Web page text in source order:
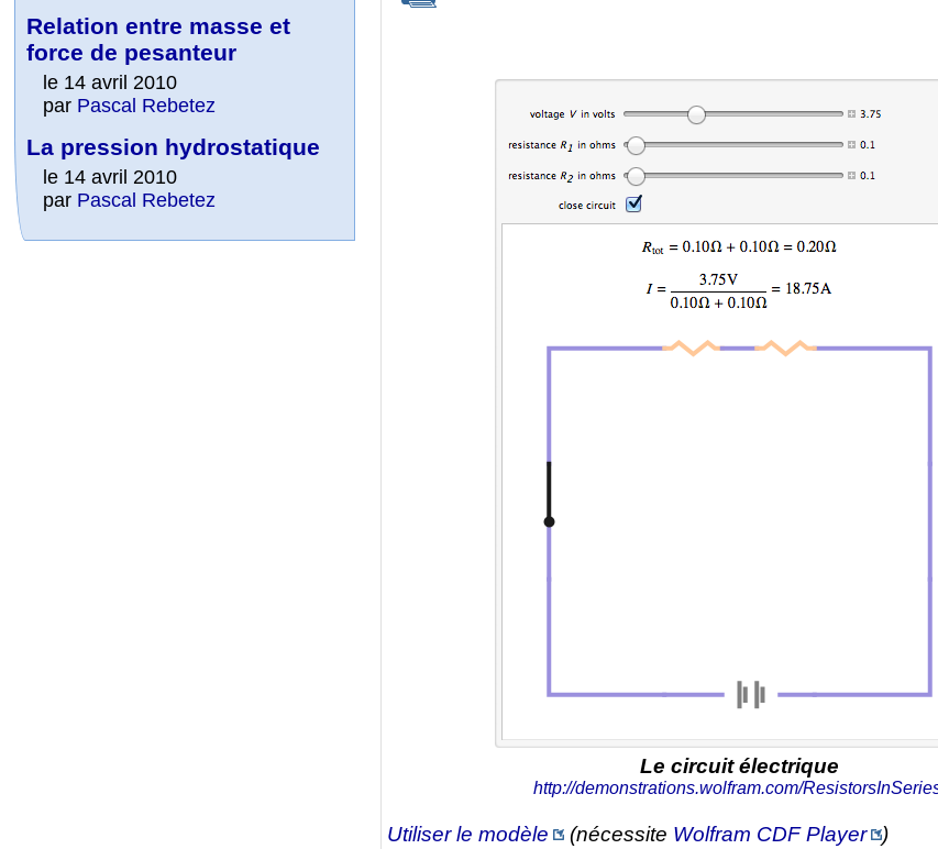
Le circuit électrique
http://demonstrations.wolfram.com/
Utiliser le modèle (nécessite Wolfram CDF Player )
Relation entre masse et
force de pesanteur
le 14 avril 2010
par Pascal Rebetez
La pression hydrostatique
le 14 avril 2010
par Pascal Rebetez